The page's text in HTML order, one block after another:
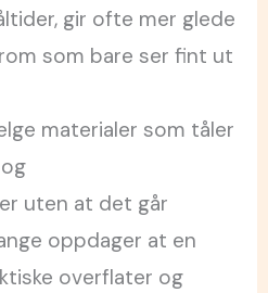
gir ofte mer glede
som bare ser fint ut
materialer som tåler
uten at det går
oppdager at en
overflater og